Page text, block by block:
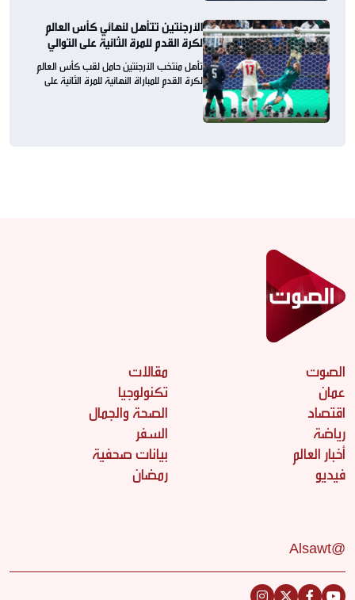
الأرجنتين تتأهل لنهائي كأس العالم
لكرة القدم للمرة الثانية على التوالي
تأهل منتخب الأرجنتين حامل لقب كأس العالم
لكرة القدم للمباراة النهائية للمرة الثانية على
الصوت
عمان
اقتصاد
رياضة
أخبار العالم
فيديو
مقالات
تكنولوجيا
الصحة والجمال
السفر
بيانات صحفية
رمضان
@Alsawt